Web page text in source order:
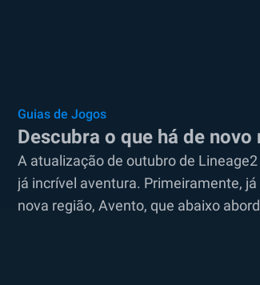
Guias de Jogos
Descubra o que há de
A atualização de outubro de
já incrível aventura. Primeiramente,
nova região, Avento, que abaixo